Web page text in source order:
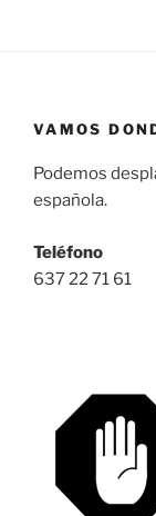
VAMOS
Podemos
española.
Teléfono
637 22 71 61